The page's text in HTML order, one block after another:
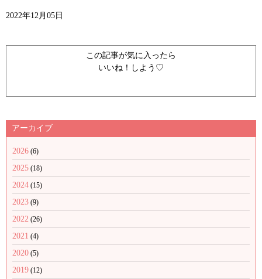
2022年12月05日
この記事が気に入ったら
いいね！しよう♡
アーカイブ
2026 (6)
2025 (18)
2024 (15)
2023 (9)
2022 (26)
2021 (4)
2020 (5)
2019 (12)